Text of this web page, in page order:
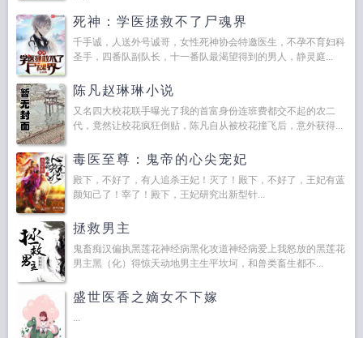
死神：学医拯救不了尸魂界
千手诚，人送外号诚哥，女性死神协会特邀医生，不孕不育妇科
圣手，四番队副队长，十一番队最渴望得到的男人，静灵庭...
陈凡赵琳琳小说
又名四大校花联手曝光了我的首富身份连班费都交不起的农二
代，竟然让校花疯狂倒贴，陈凡自从被校花撞飞后，意外获得...
毒医至尊：鬼帝的心尖宠妃
殿下，不好了，有人追杀王妃！灭了！殿下，不好了，王妃有蓝
颜知己了！宰了！殿下，王妃研究出新型针...
拯救男主
鬼畜痴汉偏执黑莲花神经病黑化攻道神经病爱上我怒放的黑莲花
男主黑（化）得惊天动地男主生平坎坷，和兽类畜生都不...
盛世医香之嫡女不下嫁
...